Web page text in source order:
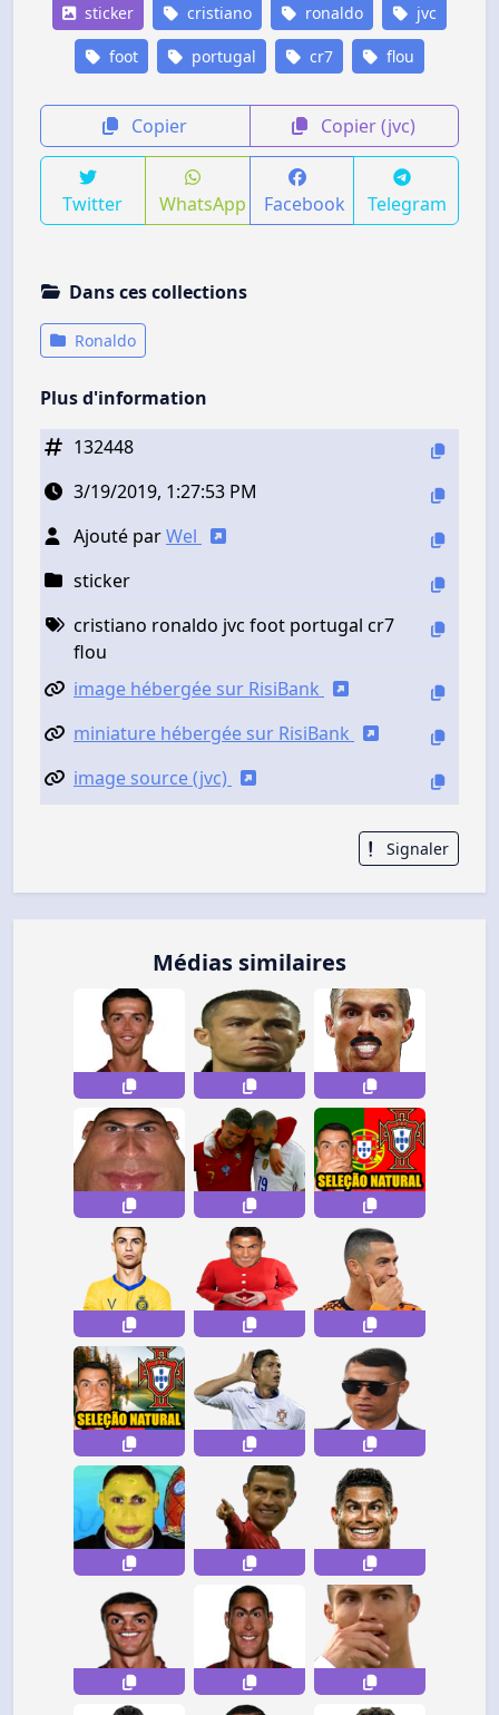
sticker cristiano ronaldo jvc
foot portugal cr7 flou
Copier Copier (jvc)
Twitter WhatsApp Facebook Telegram
Dans ces collections
Ronaldo
Plus d'information
132448
3/19/2019, 1:27:53 PM
Ajouté parWel
sticker
cristiano ronaldo jvc foot portugal cr7
flou
image hébergée sur RisiBank
miniature hébergée sur RisiBank
image source (jvc)
Signaler
Médias similaires